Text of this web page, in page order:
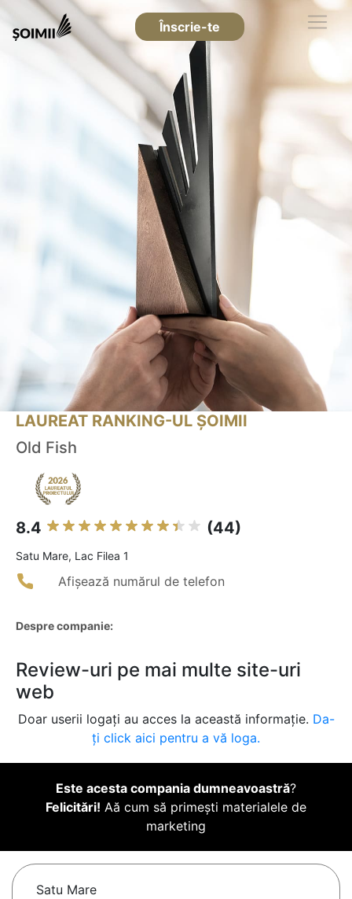
Înscrie-te
LAUREAT RANKING-UL ȘOIMII
Old Fish
8.4 (44)
Satu Mare, Lac Filea 1
Afișează numărul de telefon
Despre companie:
Review-uri pe mai multe site-uri
web
Doar userii logați au acces la această informație. Da-
ți click aici pentru a vă loga.
Este acesta compania dumneavoastră?
Felicitări! Aă cum să primești materialele de
marketing
Satu Mare